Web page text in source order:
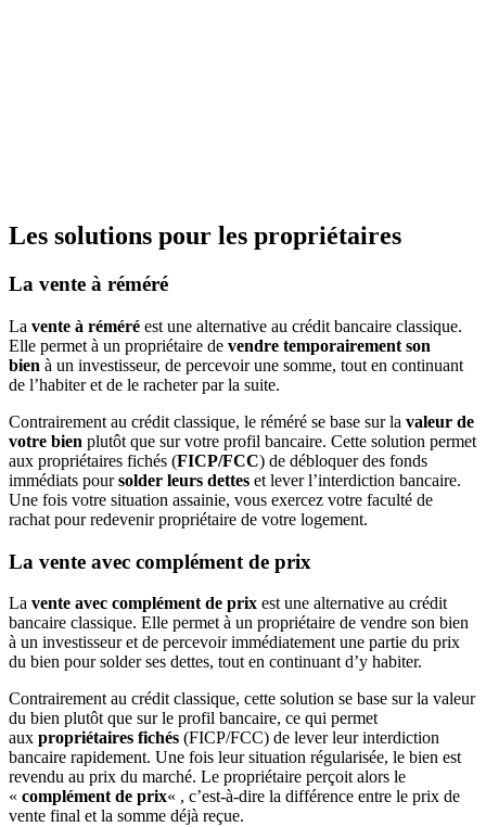
Les solutions pour les propriétaires
La vente à réméré
La vente à réméré est une alternative au crédit bancaire classique.
Elle permet à un propriétaire de vendre temporairement son
bien à un investisseur, de percevoir une somme, tout en continuant
de l’habiter et de le racheter par la suite.
Contrairement au crédit classique, le réméré se base sur la valeur de
votre bien plutôt que sur votre profil bancaire. Cette solution permet
aux propriétaires fichés (FICP/FCC) de débloquer des fonds
immédiats poursolder leurs dettes et lever l’interdiction bancaire.
Une fois votre situation assainie, vous exercez votre faculté de
rachat pour redevenir propriétaire de votre logement.
La vente avec complément de prix
La vente avec complément de prix est une alternative au crédit
bancaire classique. Elle permet à un propriétaire de vendre son bien
à un investisseur et de percevoir immédiatement une partie du prix
du bien pour solder ses dettes, tout en continuant d’y habiter.
Contrairement au crédit classique, cette solution se base sur la valeur
du bien plutôt que sur le profil bancaire, ce qui permet
aux propriétaires fichés (FICP/FCC) de lever leur interdiction
bancaire rapidement. Une fois leur situation régularisée, le bien est
revendu au prix du marché. Le propriétaire perçoit alors le
« complément de prix« , c’est-à-dire la différence entre le prix de
vente final et la somme déjà reçue.